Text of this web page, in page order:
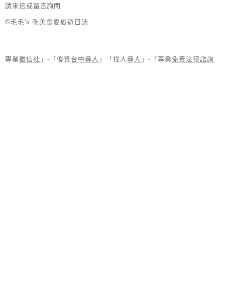
請來信或留言詢問
©毛毛's 吃美食愛旅遊日誌
專業徵信社 」-「優質台中尋人 」「找人 尋人 」-「專業免費法律諮詢